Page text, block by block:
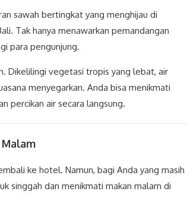
sawah bertingkat yang menghijau di
Tak hanya menawarkan pemandangan
para pengunjung.
Dikelilingi vegetasi tropis yang lebat, air
menyegarkan. Anda bisa menikmati
percikan air secara langsung.
ke hotel. Namun, bagi Anda yang masih
singgah dan menikmati makan malam di